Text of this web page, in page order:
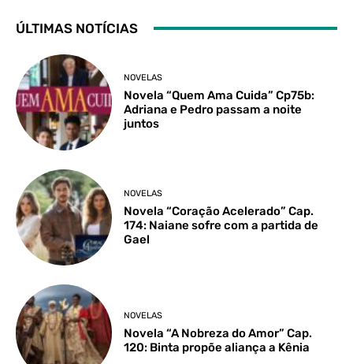
ÚLTIMAS NOTÍCIAS
NOVELAS
Novela “Quem Ama Cuida” Cp75b:
Adriana e Pedro passam a noite
juntos
NOVELAS
Novela “Coração Acelerado” Cap.
174: Naiane sofre com a partida de
Gael
NOVELAS
Novela “A Nobreza do Amor” Cap.
120: Binta propõe aliança a Kênia